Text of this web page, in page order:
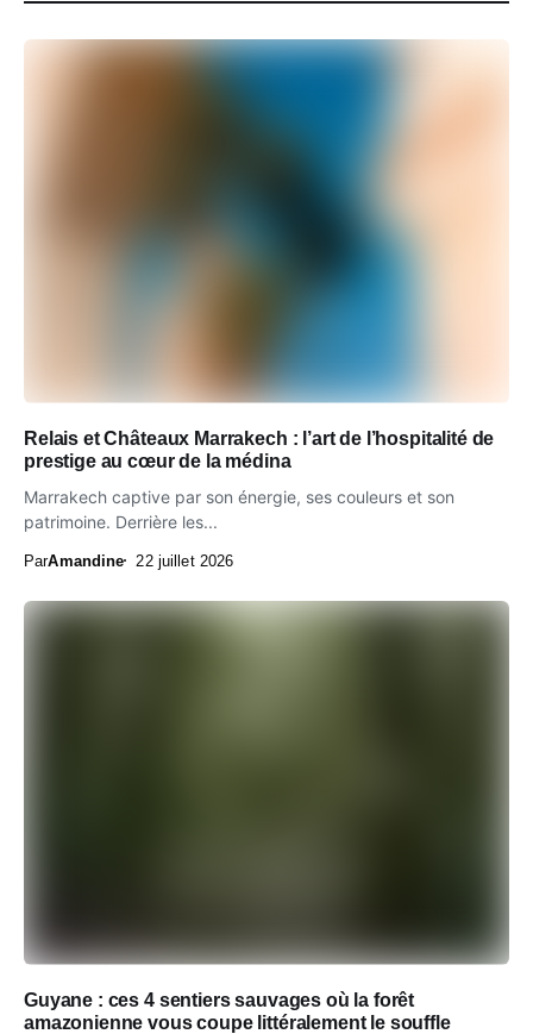
Relais et Châteaux Marrakech : l’art de l’hospitalité de
prestige au cœur de la médina
Marrakech captive par son énergie, ses couleurs et son
patrimoine. Derrière les...
ParAmandine 22 juillet 2026
Guyane : ces 4 sentiers sauvages où la forêt
amazonienne vous coupe littéralement le souffle